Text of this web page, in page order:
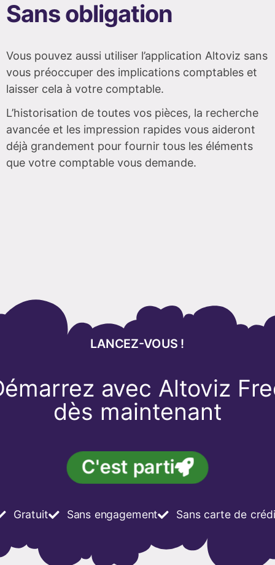
Sans obligation
Vous pouvez aussi utiliser l’application Altoviz sans
vous préoccuper des implications comptables et
laisser cela à votre comptable.
L’historisation de toutes vos pièces, la recherche
avancée et les impression rapides vous aideront
déjà grandement pour fournir tous les éléments
que votre comptable vous demande.
LANCEZ-VOUS !
avec Altoviz
dès maintenant
C'est parti
Gratuit Sans engagement Sans carte de